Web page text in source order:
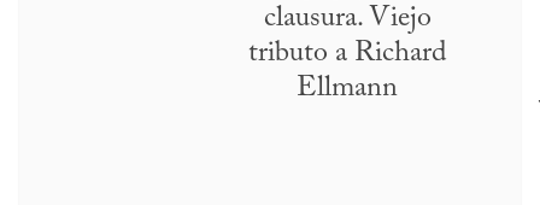
clausura. Viejo
tributo a Richard
Ellmann